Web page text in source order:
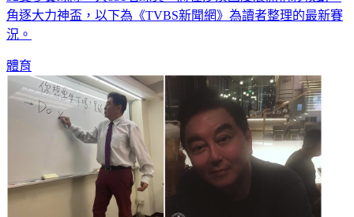
角逐大力神盃，以下為《TVBS新聞網》為讀者整理的最新賽
況。
體育